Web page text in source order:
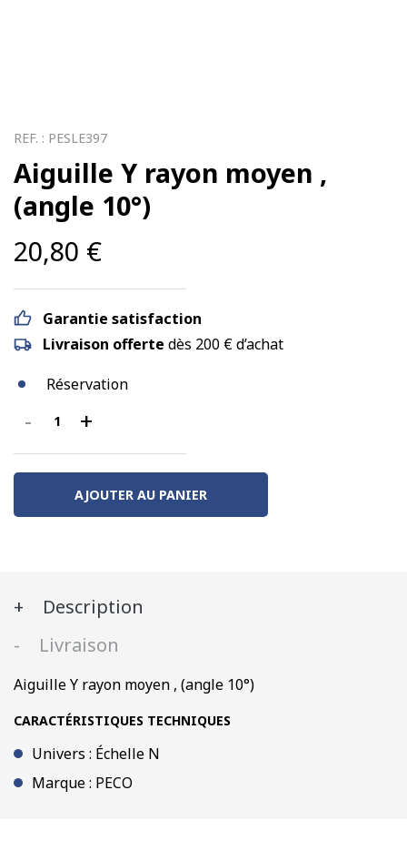
REF. : PESLE397
Aiguille Y rayon moyen ,
(angle 10°)
20,80 €
Garantie satisfaction
Livraison offerte dès 200 € d’achat
Réservation
-
quantité
de
Aiguille
rayon
10°)
+
AJOUTER AU PANIER
Description
Livraison
Aiguille Y rayon moyen , (angle 10°)
CARACTÉRISTIQUES TECHNIQUES
Univers : Échelle N
Marque : PECO